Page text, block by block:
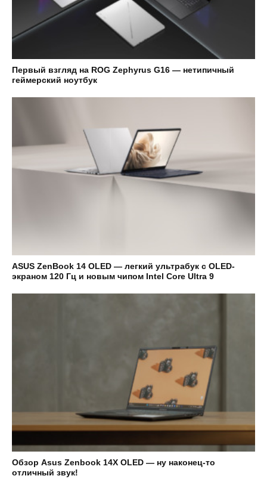
Первый взгляд на ROG Zephyrus G16 — нетипичный
геймерский ноутбук
ASUS ZenBook 14 OLED — легкий ультрабук с OLED-
экраном 120 Гц и новым чипом Intel Core Ultra 9
Обзор Asus Zenbook 14X OLED — ну наконец-то
отличный звук!